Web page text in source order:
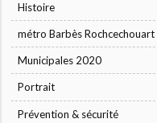
Histoire
métro Barbès Rochcechouart
Municipales 2020
Portrait
Prévention & sécurité